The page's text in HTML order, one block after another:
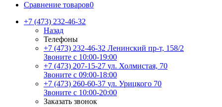
Сравнение товаров0
+7 (473) 232-46-32
Назад
Телефоны
+7 (473) 232-46-32 Ленинский пр-т, 158/2
Звоните с 10:00-19:00
+7 (473) 207-15-27 ул. Холмистая, 70
Звоните с 09:00-18:00
+7 (473) 260-60-37 ул. Урицкого 70
Звоните с 10:00-20:00
Заказать звонок